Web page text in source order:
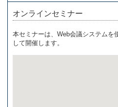
オンラインセミナー
本セミナーは、Web会議システムを
して開催します。